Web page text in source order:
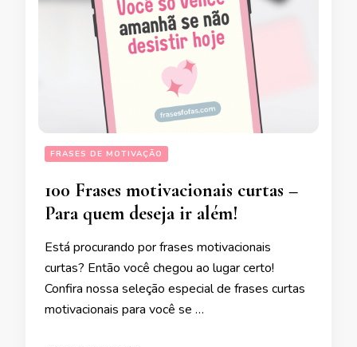
FRASES DE MOTIVAÇÃO
100 Frases motivacionais curtas –
Para quem deseja ir além!
Está procurando por frases motivacionais
curtas? Então você chegou ao lugar certo!
Confira nossa seleção especial de frases curtas
motivacionais para você se …